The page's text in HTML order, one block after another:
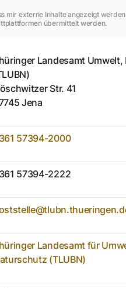
mir externe Inhalte angezeigt
übermittelt werden.
Landesamt
Str. 41
Jena
57394-2000
57394-2222
Landesamt für
(TLUBN)